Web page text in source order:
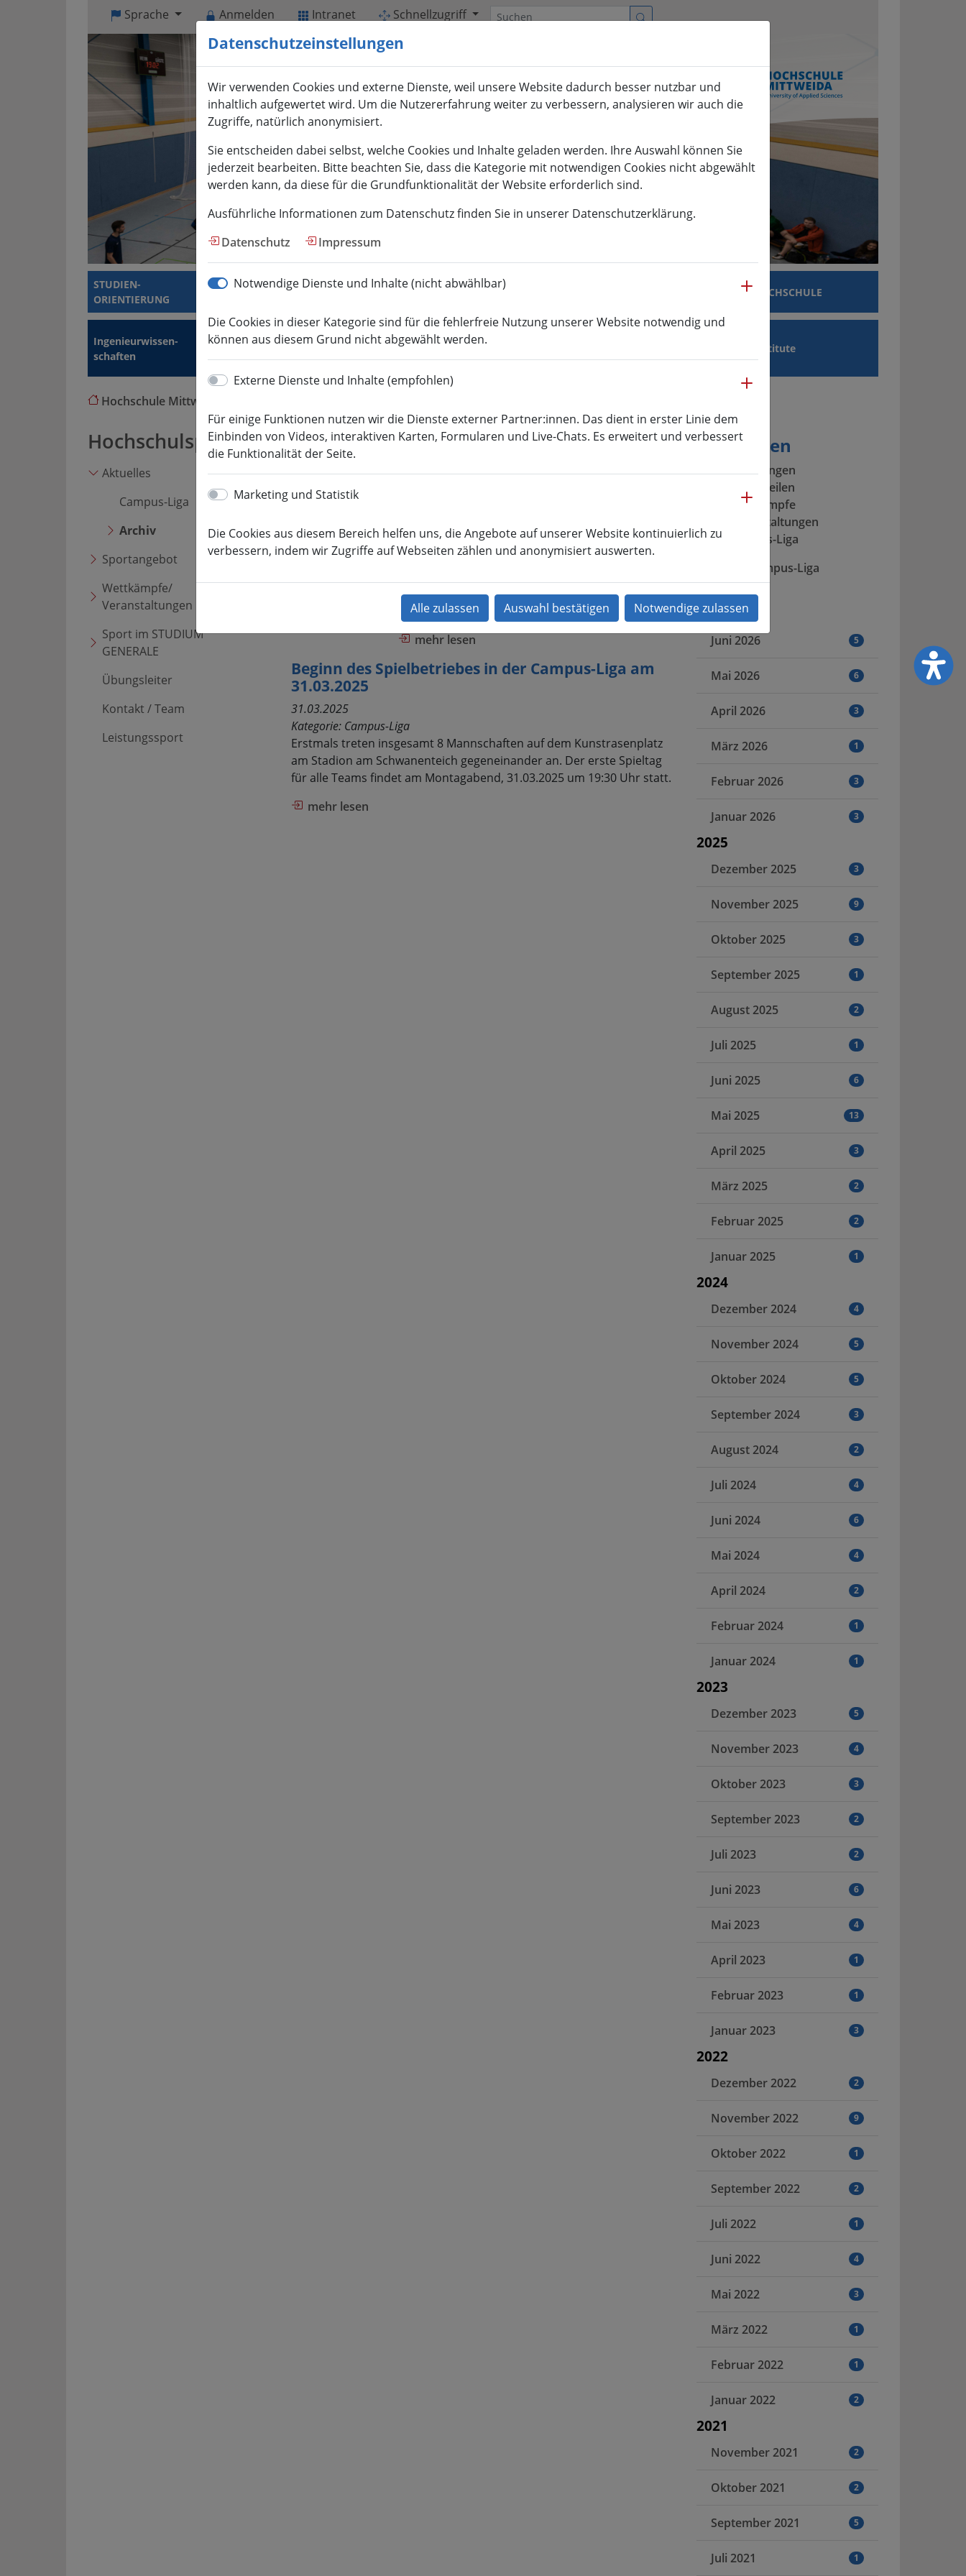
Sprache Anmelden Intranet Schnellzugriff
Suchen
STUDIEN­
ORIENTIERUNG
STUDIERENDE ABSOLVENTEN INTER­NATIONALES HOCHSCHULE
Ingenieur­wissen­
schaften
Angewandte
Computer- und Bio­
wissen­schaften
Wirtschafts­ingenieur­
Institute
Hochschule Mittweida
Hochschulsport
Aktuelles
Campus-Liga
Archiv
Sportangebot
Wettkämpfe/
Veranstaltungen
Sport im STUDIUM
GENERALE
Übungsleiter
Kontakt / Team
Leistungssport
Archiv
Den Auftakt der Campusliga-Saison
Sommersemester 2025 macht der Newcomer 1. FC
Kärcher gegen den alteingesessenen Juventus
Ende setzen sich die Kärcher durch und holen
direkt ihren ersten Sieg nach...
mehr lesen
Beginn des Spielbetriebes in der Campus-Liga am
31.03.2025
31.03.2025
Kategorie: Campus-Liga
Erstmals treten insgesamt 8 Mannschaften auf dem Kunstrasenplatz
am Stadion am Schwanenteich gegeneinander an. Der erste Spieltag
für alle Teams findet am Montagabend, 31.03.2025 um 19:30 Uhr statt.
mehr lesen
Kategorien
Alle Meldungen
Schlagzeilen
Wettkämpfe
Veranstaltungen
Campus-Liga
Archiv Campus-Liga
2026
Juni 2026 5
Mai 2026 6
April 2026 3
März 2026 1
Februar 2026 3
Januar 2026 3
2025
Dezember 2025 3
November 2025 9
Oktober 2025 3
September 2025 1
August 2025 2
Juli 2025 1
Juni 2025 6
Mai 2025 13
April 2025 3
März 2025 2
Februar 2025 2
Januar 2025 1
2024
Dezember 2024 4
November 2024 5
Oktober 2024 5
September 2024 3
August 2024 2
Juli 2024 4
Juni 2024 6
Mai 2024 4
April 2024 2
Februar 2024 1
Januar 2024 1
2023
Dezember 2023 5
November 2023 4
Oktober 2023 3
September 2023 2
Juli 2023 2
Juni 2023 6
Mai 2023 4
April 2023 1
Februar 2023 1
Januar 2023 3
2022
Dezember 2022 2
November 2022 9
Oktober 2022 1
September 2022 2
Juli 2022 1
Juni 2022 4
Mai 2022 3
März 2022 1
Februar 2022 1
Januar 2022 2
2021
November 2021 2
Oktober 2021 2
September 2021 5
Juli 2021 1
Datenschutzeinstellungen
Wir verwenden Cookies und externe Dienste, weil unsere Website dadurch besser nutzbar und
inhaltlich aufgewertet wird. Um die Nutzererfahrung weiter zu verbessern, analysieren wir auch die
Zugriffe, natürlich anonymisiert.
Sie entscheiden dabei selbst, welche Cookies und Inhalte geladen werden. Ihre Auswahl können Sie
jederzeit bearbeiten. Bitte beachten Sie, dass die Kategorie mit notwendigen Cookies nicht abgewählt
werden kann, da diese für die Grundfunktionalität der Website erforderlich sind.
Ausführliche Informationen zum Datenschutz finden Sie in unserer Datenschutzerklärung.
Datenschutz
Impressum
Notwendige Dienste und Inhalte (nicht abwählbar)
Die Cookies in dieser Kategorie sind für die fehlerfreie Nutzung unserer Website notwendig und
können aus diesem Grund nicht abgewählt werden.
Externe Dienste und Inhalte (empfohlen) mehr
Für einige Funktionen nutzen wir die Dienste externer Partner:innen. Das dient in erster Linie dem
Einbinden von Videos, interaktiven Karten, Formularen und Live-Chats. Es erweitert und verbessert
die Funktionalität der Seite.
Marketing und Statistik mehr
Die Cookies aus diesem Bereich helfen uns, die Angebote auf unserer Website kontinuierlich zu
verbessern, indem wir Zugriffe auf Webseiten zählen und anonymisiert auswerten.